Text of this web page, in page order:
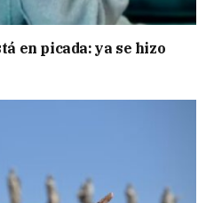
en picada: ya se hizo